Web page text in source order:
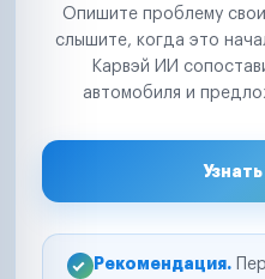
Опишите проблему
слышите, когда это
Карвэй ИИ
автомобиля и
Рекомендация.